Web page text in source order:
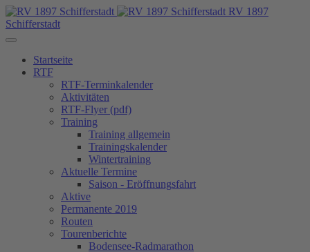
RV 1897
Schifferstadt
Startseite
RTF
RTF-Terminkalender
Aktivitäten
RTF-Flyer (pdf)
Training
Training allgemein
Trainingskalender
Wintertraining
Aktuelle Termine
Saison - Eröffnungsfahrt
Aktive
Permanente 2019
Routen
Tourenberichte
Bodensee-Radmarathon